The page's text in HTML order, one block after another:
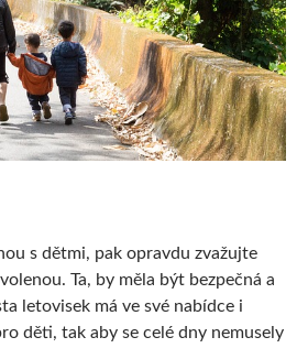
s dětmi, pak opravdu zvažujte
Ta, by měla být bezpečná a
letovisek má ve své nabídce i
děti, tak aby se celé dny nemusely